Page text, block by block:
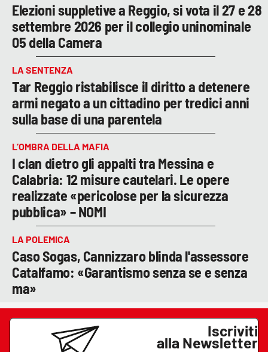
Elezioni suppletive a Reggio, si vota il 27 e 28
settembre 2026 per il collegio uninominale
05 della Camera
LA SENTENZA
Tar Reggio ristabilisce il diritto a detenere
armi negato a un cittadino per tredici anni
sulla base di una parentela
L’OMBRA DELLA MAFIA
I clan dietro gli appalti tra Messina e
Calabria: 12 misure cautelari. Le opere
realizzate «pericolose per la sicurezza
pubblica» – NOMI
LA POLEMICA
Caso Sogas, Cannizzaro blinda l'assessore
Catalfamo: «Garantismo senza se e senza
ma»
Iscriviti
alla Newsletter